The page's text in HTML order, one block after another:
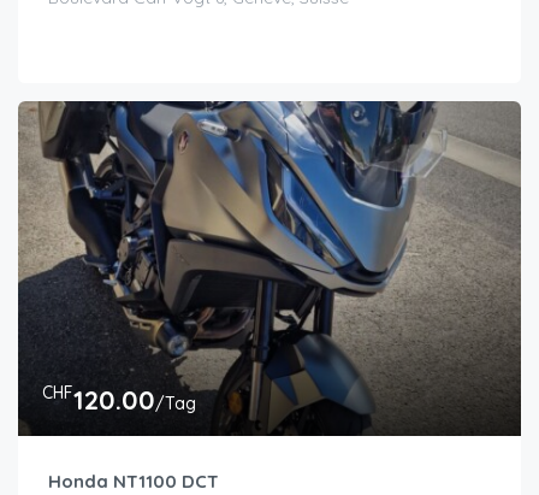
CHF120.00/Tag
Honda NT1100 DCT